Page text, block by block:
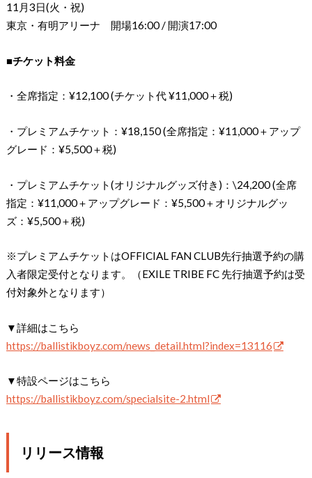
11月3日(火・祝)
東京・有明アリーナ 開場16:00 / 開演17:00
■チケット料金
・全席指定：¥12,100 (チケット代 ¥11,000＋税)
・プレミアムチケット：¥18,150 (全席指定：¥11,000＋アップ
グレード：¥5,500＋税)
・プレミアムチケット(オリジナルグッズ付き)：\24,200 (全席
指定：¥11,000＋アップグレード：¥5,500＋オリジナルグッ
ズ：¥5,500＋税)
※プレミアムチケットはOFFICIAL FAN CLUB先行抽選予約の購
入者限定受付となります。（EXILE TRIBE FC 先行抽選予約は受
付対象外となります）
▼詳細はこちら
https://ballistikboyz.com/news_detail.html?index=13116
▼特設ページはこちら
https://ballistikboyz.com/specialsite-2.html
リリース情報